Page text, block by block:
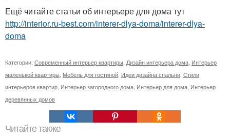
Ещё читайте статьи об интерьере для дома тут
http://interior.ru-best.com/interer-dlya-doma/interer-dlya-
doma
Категории: Современный интерьер квартиры Дизайн интерьера дома Интерьер
маленькой квартиры Мебель для гостиной Идеи дизайна спальни Стили
интерьеров квартир Интерьер загородного дома Интерьер для дома Интерьер
деревянных домов
Читайте также